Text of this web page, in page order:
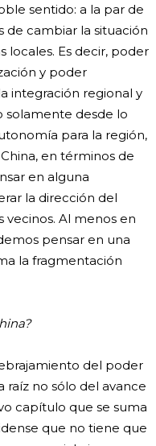
sentido: a la par de
cambiar la situación
locales. Es decir, poder
y poder
integración regional y
solamente desde lo
para la región,
en términos de
en alguna
la dirección del
vecinos. Al menos en
pensar en una
la fragmentación
del poder
raíz no sólo del avance
capítulo que se suma
que no tiene que